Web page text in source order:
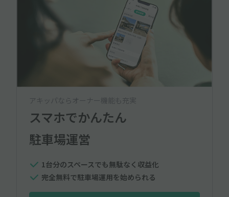
アキッパならオーナー機能も充実
スマホでかんたん
駐車場運営
1台分のスペースでも無駄なく収益化
完全無料で駐車場運用を始められる